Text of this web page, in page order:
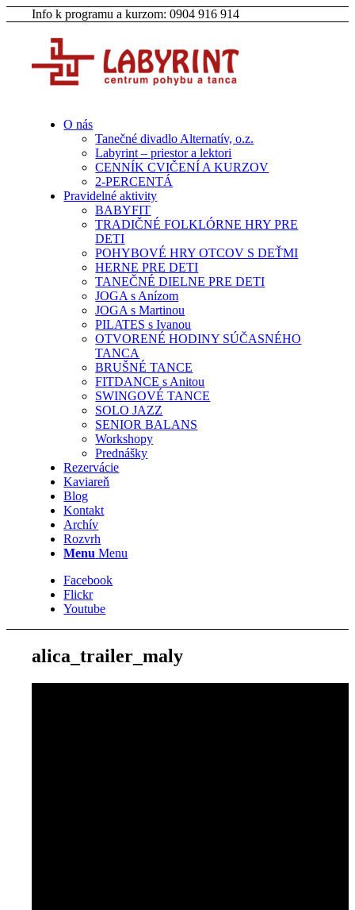
Info k programu a kurzom: 0904 916 914
O nás
Tanečné divadlo Alternatív, o.z.
Labyrint – priestor a lektori
CENNÍK CVIČENÍ A KURZOV
2-PERCENTÁ
Pravidelné aktivity
BABYFIT
TRADIČNÉ FOLKLÓRNE HRY PRE
DETI
POHYBOVÉ HRY OTCOV S DEŤMI
HERNE PRE DETI
TANEČNÉ DIELNE PRE DETI
JOGA s Anízom
JOGA s Martinou
PILATES s Ivanou
OTVORENÉ HODINY SÚČASNÉHO
TANCA
BRUŠNÉ TANCE
FITDANCE s Anitou
SWINGOVÉ TANCE
SOLO JAZZ
SENIOR BALANS
Workshopy
Prednášky
Rezervácie
Kaviareň
Blog
Kontakt
Archív
Rozvrh
Menu Menu
Facebook
Flickr
Youtube
alica_trailer_maly